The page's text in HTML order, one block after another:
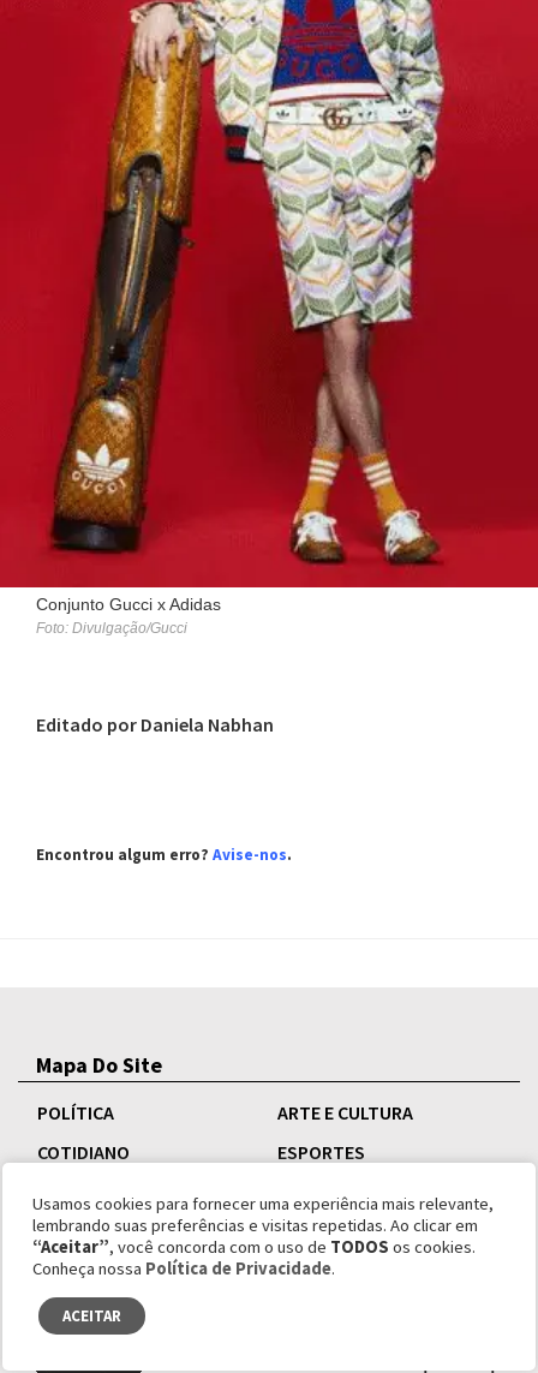
Conjunto Gucci x Adidas
Foto: Divulgação/Gucci
Editado por Daniela Nabhan
Encontrou algum erro? Avise-nos.
Mapa Do Site
POLÍTICA
ARTE E CULTURA
COTIDIANO
ESPORTES
MEIO AMBIENTE
TECNOLOGIA E CIÊNCIA
ECONOMIA
Usamos cookies para fornecer uma experiência mais relevante,
lembrando suas preferências e visitas repetidas. Ao clicar em
“Aceitar”, você concorda com o uso de TODOS os cookies.
Conheça nossa Política de Privacidade.
ACEITAR